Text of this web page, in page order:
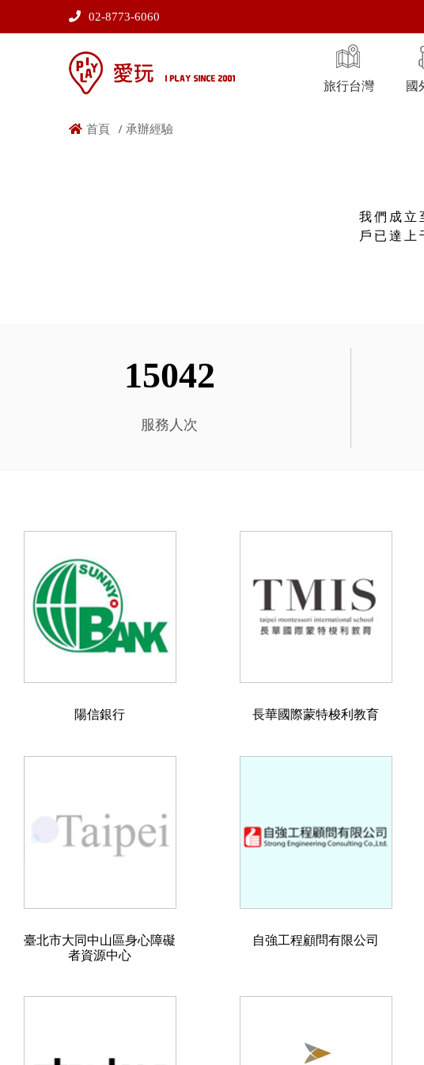
02-8773-6060
旅行台灣 國
首頁 承辦經驗
我們成立
戶已達上
15042
服務人次
陽信銀行 長華國際蒙特梭利教育
臺北市大同中山區身心障礙
者資源中心
自強工程顧問有限公司